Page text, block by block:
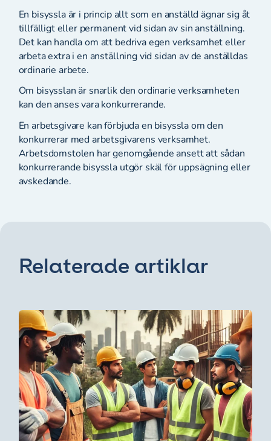
En bisyssla är i princip allt som en anställd ägnar sig åt
tillfälligt eller permanent vid sidan av sin anställning.
Det kan handla om att bedriva egen verksamhet eller
arbeta extra i en anställning vid sidan av de anställdas
ordinarie arbete.
Om bisysslan är snarlik den ordinarie verksamheten
kan den anses vara konkurrerande.
En arbetsgivare kan förbjuda en bisyssla om den
konkurrerar med arbetsgivarens verksamhet.
Arbetsdomstolen har genomgående ansett att sådan
konkurrerande bisyssla utgör skäl för uppsägning eller
avskedande.
Relaterade artiklar